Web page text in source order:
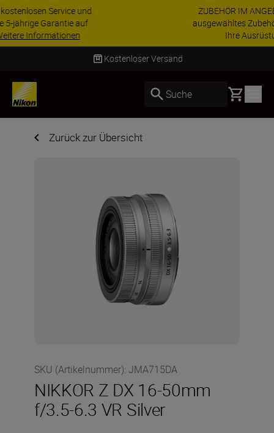
ZUBEHÖR IM ANGEBOT | Sparen Sie 15 % auf
ausgewähltes Zubehör und vervollständigen Sie
Ihre Ausrüstu...
Suche Basket
Zurück zur Übersicht
SKU (Artikelnummer): JMA715DA
NIKKOR Z DX 16-50mm
f/3.5-6.3 VR Silver